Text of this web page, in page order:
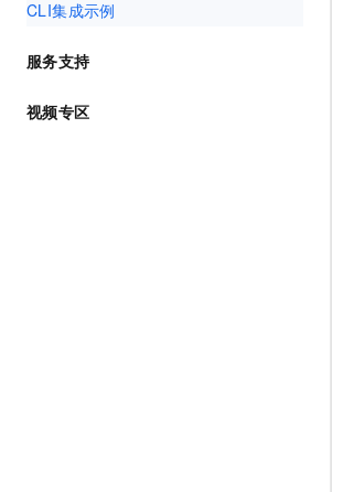
CLI集成示例
服务支持
视频专区
终端用户计算
Serverless
开发工具